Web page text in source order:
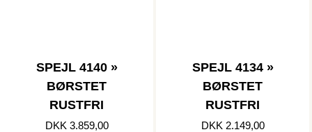
SPEJL 4140 »
BØRSTET
RUSTFRI
DKK 3.859,00
SPEJL 4134 »
BØRSTET
RUSTFRI
DKK 2.149,00